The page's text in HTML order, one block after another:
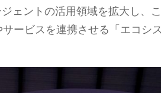
ェントの活用領域を拡大し、
ービスを連携させる「エコシ